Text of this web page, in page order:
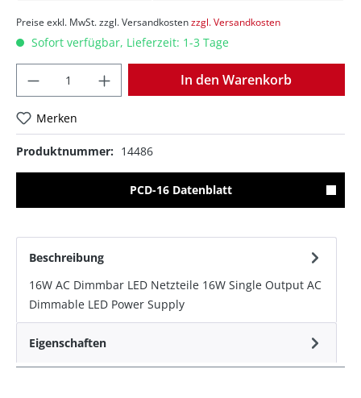
Preise exkl. MwSt. zzgl. Versandkostenzzgl. Versandkosten
Sofort verfügbar, Lieferzeit: 1-3 Tage
In den Warenkorb
Merken
Produktnummer: 14486
PCD-16 Datenblatt
Beschreibung
16W AC Dimmbar LED Netzteile 16W Single Output AC
Dimmable LED Power Supply
Eigenschaften